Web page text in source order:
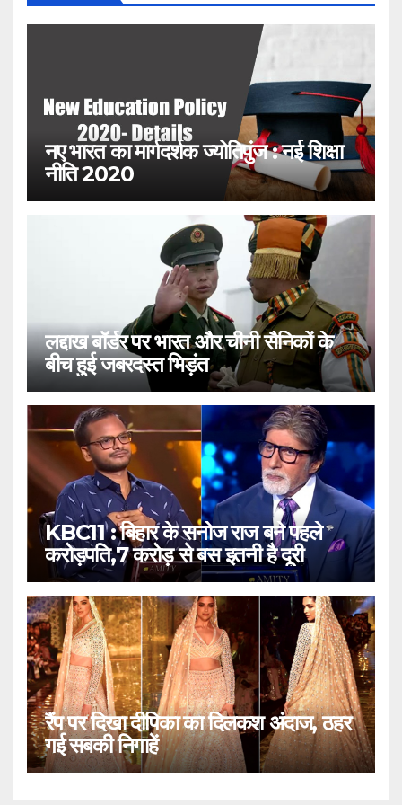
नए भारत का मार्गदर्शक ज्योतिपुंज : नई शिक्षा
नीति 2020
लद्दाख बॉर्डर पर भारत और चीनी सैनिकों के
बीच हुई जबरदस्त भिड़ंत
KBC11 : बिहार के सनोज राज बने पहले
करोड़पति,7 करोड़ से बस इतनी है दूरी
रैंप पर दिखा दीपिका का दिलकश अंदाज, ठहर
गई सबकी निगाहें